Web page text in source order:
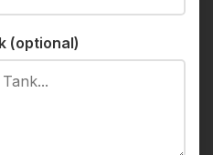
(optional)